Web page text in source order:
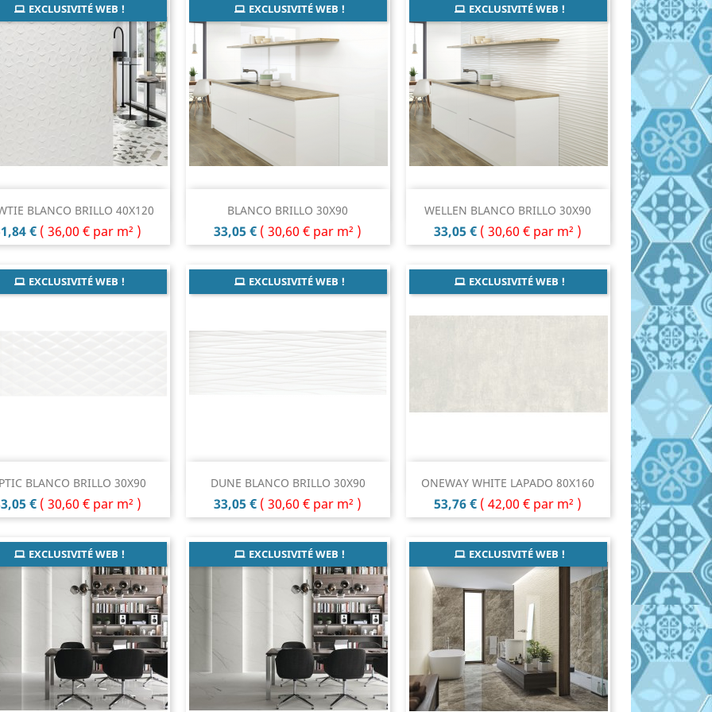
BLANCO BRILLO 40X120
€ ( 36,00 € par m² )
EXCLUSIVITÉ WEB !
Aperçu rapide BLANCO BRILLO 30X90
Prix
33,05 € ( 30,60 € par m² )
EXCLUSIVITÉ WEB !
Aperçu rapide WELLEN BLANCO BRILLO 30X90
Prix
33,05 € ( 30,60 € par m² )
EXCLUSIVITÉ WEB !
Aperçu rapide
BLANCO BRILLO 30X90
€ ( 30,60 € par m² )
EXCLUSIVITÉ WEB !
Aperçu rapide DUNE BLANCO BRILLO 30X90
Prix
33,05 € ( 30,60 € par m² )
EXCLUSIVITÉ WEB !
Aperçu rapide ONEWAY WHITE LAPADO 80X160
Prix
53,76 € ( 42,00 € par m² )
EXCLUSIVITÉ WEB !
Aperçu rapide
EXCLUSIVITÉ WEB ! EXCLUSIVITÉ WEB ! EXCLUSIVITÉ WEB !